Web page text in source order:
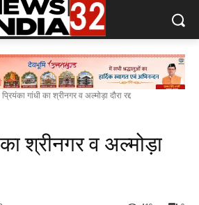
प्रियंका गांधी का श्रीनगर व अल्मोड़ा दौरा रद्द
श्रीनगर व अल्मोड़ा